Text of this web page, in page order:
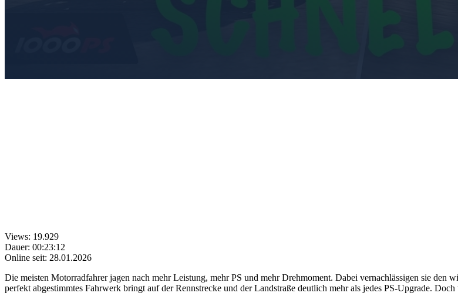
Views: 19.929
Dauer: 00:23:12
Online seit: 28.01.2026
Die meisten Motorradfahrer jagen nach mehr Leistung, mehr PS und mehr Drehmoment. Dabei vernachlässigen sie den
perfekt abgestimmtes Fahrwerk bringt auf der Rennstrecke und der Landstraße deutlich mehr als jedes PS-Upgrade.